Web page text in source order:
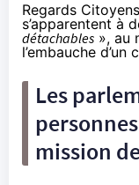
Regards
s’apparentent à
détachables », au
l’embauche d’un
Les
mission